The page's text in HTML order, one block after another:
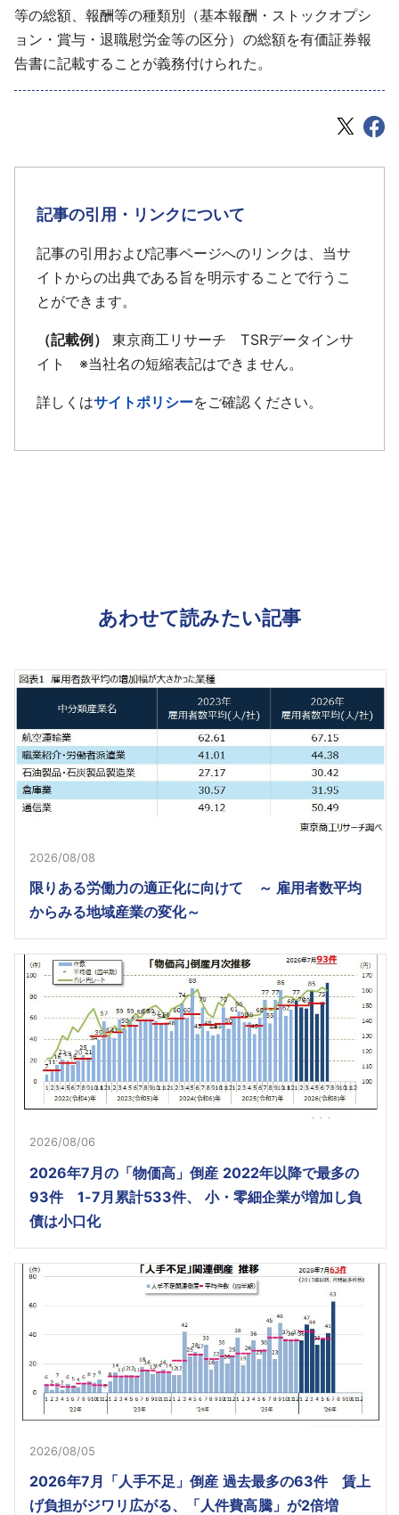
等の総額、報酬等の種類別（基本報酬・ストックオプシ
ョン・賞与・退職慰労金等の区分）の総額を有価証券報
告書に記載することが義務付けられた。
記事の引用・リンクについて
記事の引用および記事ページへのリンクは、当サ
イトからの出典である旨を明示することで行うこ
とができます。
（記載例）
東京商工リサーチ TSRデータインサ
イト ※当社名の短縮表記はできません。
詳しくはサイトポリシーをご確認ください。
あわせて読みたい記事
2026/08/08
限りある労働力の適正化に向けて ～ 雇用者数平均
からみる地域産業の変化～
2026/08/06
2026年7月の「物価高」倒産 2022年以降で最多の
93件 1-7月累計533件、 小・零細企業が増加し負
債は小口化
2026/08/05
2026年7月「人手不足」倒産 過去最多の63件 賃上
げ負担がジワリ広がる、「人件費高騰」が2倍増